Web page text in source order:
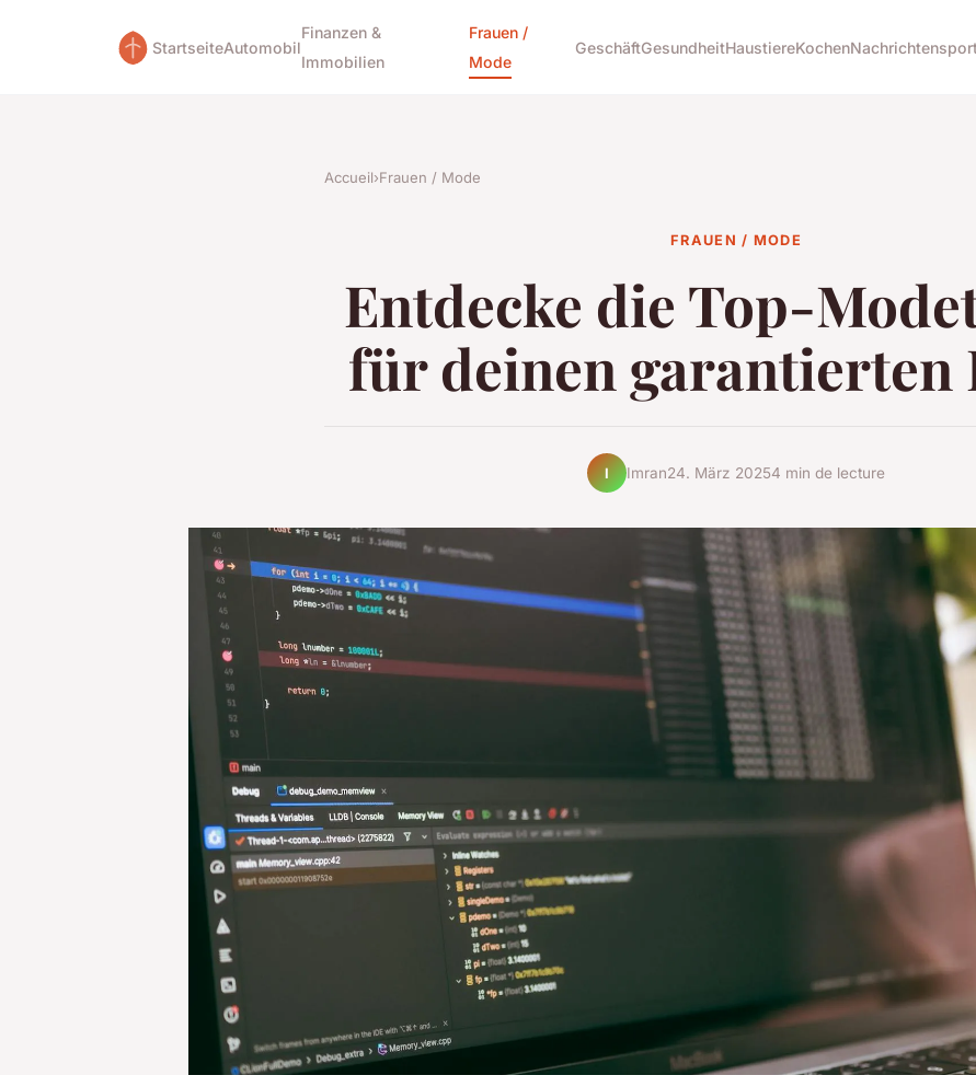
StartseiteAutomobil
Finanzen &
Immobilien
Frauen /
Mode
GeschäftGesundheitHaustiereKochenNachrichten
Accueil›Frauen / Mode
FRAUEN / MODE
Entdecke die Top-
für deinen garantierten
I Imran24. März 20254 min de lecture